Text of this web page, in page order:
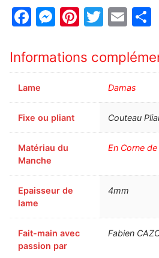
Facebook
Messenger
Pinterest
Twitter
Informations
Lame Damas
Fixe ou pliant Couteau
Matériau du
Manche
En Corne de
Epaisseur de
lame
4mm
Fait-main avec
passion par
Fabien